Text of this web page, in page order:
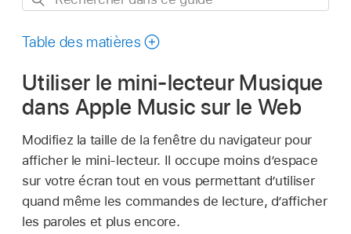
ce
Table des matières
Utiliser le mini-lecteur Musique
dans Apple Music sur le Web
Modifiez la taille de la fenêtre du navigateur pour
afficher le mini-lecteur. Il occupe moins dʼespace
sur votre écran tout en vous permettant dʼutiliser
quand même les commandes de lecture, dʼafficher
les paroles et plus encore.